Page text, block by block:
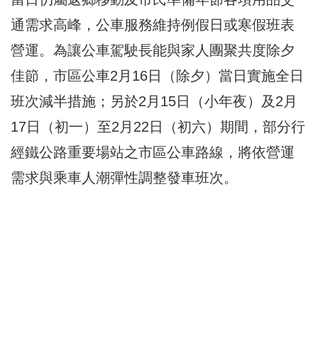
通需求高峰，公車服務維持例假日或寒假班表
營運。為讓公車駕駛長能與家人團聚共度除夕
佳節，市區公車2月16日（除夕）當日實施全日
班次減半措施；另於2月15日（小年夜）及2月
17日（初一）至2月22日（初六）期間，部分行
經鐵公路重要場站之市區公車路線，將依營運
需求與乘車人潮彈性調整發車班次。